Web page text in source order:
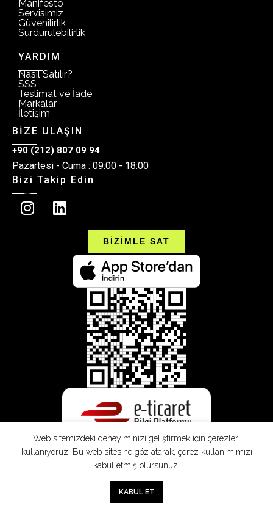
Manifesto
Servisimiz
Güvenilirlik
Sürdürülebilirlik
YARDIM
Nasıl Satılır?
SSS
Teslimat ve İade
Markalar
İletişim
BİZE ULAŞIN
+90 (212) 807 09 94
Pazartesi - Cuma : 09:00 - 18:00
Bizi Takip Edin
BİZİMLE SAT
Web sitemizdeki deneyiminizi geliştirmek için çerezleri
kullanıyoruz. Bu web sitesine göz atarak, çerez kullanımımızı
kabul etmiş olursunuz.
KABUL ET
Sepet